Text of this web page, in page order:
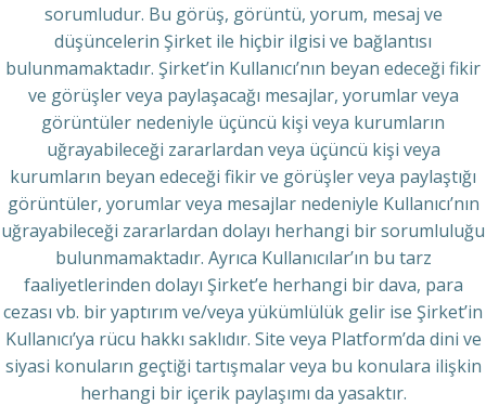
sorumludur. Bu görüş, görüntü, yorum, mesaj ve
düşüncelerin Şirket ile hiçbir ilgisi ve bağlantısı
bulunmamaktadır. Şirket’in Kullanıcı’nın beyan edeceği fikir
ve görüşler veya paylaşacağı mesajlar, yorumlar veya
görüntüler nedeniyle üçüncü kişi veya kurumların
uğrayabileceği zararlardan veya üçüncü kişi veya
kurumların beyan edeceği fikir ve görüşler veya paylaştığı
görüntüler, yorumlar veya mesajlar nedeniyle Kullanıcı’nın
uğrayabileceği zararlardan dolayı herhangi bir sorumluluğu
bulunmamaktadır. Ayrıca Kullanıcılar’ın bu tarz
faaliyetlerinden dolayı Şirket’e herhangi bir dava, para
cezası vb. bir yaptırım ve/veya yükümlülük gelir ise Şirket’in
Kullanıcı’ya rücu hakkı saklıdır. Site veya Platform’da dini ve
siyasi konuların geçtiği tartışmalar veya bu konulara ilişkin
herhangi bir içerik paylaşımı da yasaktır.